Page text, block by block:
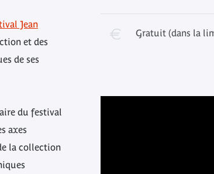
Jean
et des
de ses
du festival
axes
la collection
Gratuit (dans la